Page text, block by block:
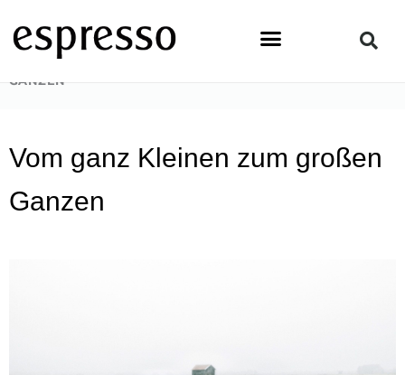
Inhalt
springen
STARTSEITE
ANZEN
Vom ganz Kleinen zum großen
Ganzen